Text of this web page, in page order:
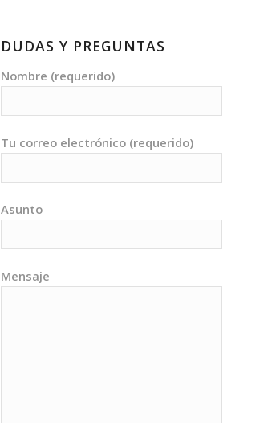
DUDAS Y PREGUNTAS
Nombre (requerido)
Tu correo electrónico (requerido)
Asunto
Mensaje